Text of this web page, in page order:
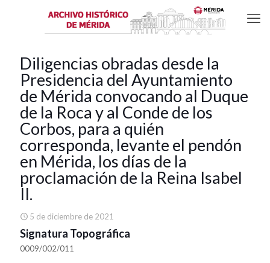
Diligencias obradas desde la
Presidencia del Ayuntamiento
de Mérida convocando al Duque
de la Roca y al Conde de los
Corbos, para a quién
corresponda, levante el pendón
en Mérida, los días de la
proclamación de la Reina Isabel
II.
5 de diciembre de 2021
Signatura Topográfica
0009/002/011